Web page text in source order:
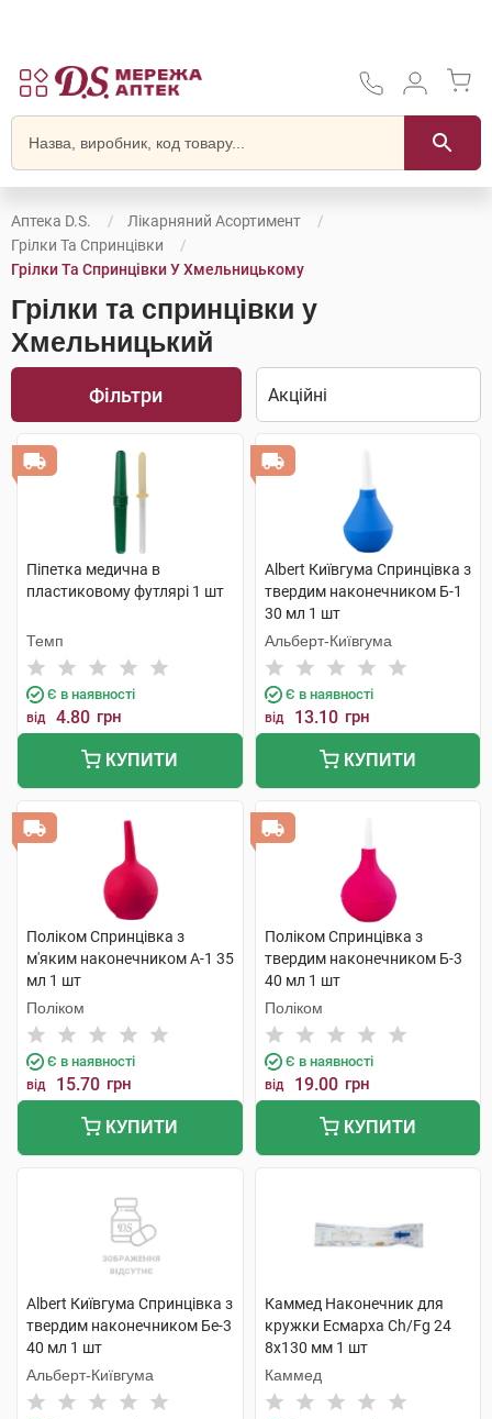
Аптека D.S.
Лікарняний Асортимент
Грілки Та Спринцівки
Грілки Та Спринцівки У Хмельницькому
Грілки та спринцівки у
Хмельницький
Фільтри
Піпетка медична в
пластиковому футлярі 1 шт
Темп
Є в наявності
від 4.80 грн
КУПИТИ
Albert Київгума Спринцівка з
твердим наконечником Б-1
30 мл 1 шт
Альберт-Київгума
Є в наявності
від 13.10 грн
КУПИТИ
Поліком Спринцівка з
м'яким наконечником А-1 35
мл 1 шт
Поліком
Є в наявності
від 15.70 грн
КУПИТИ
Поліком Спринцівка з
твердим наконечником Б-3
40 мл 1 шт
Поліком
Є в наявності
від 19.00 грн
КУПИТИ
Albert Київгума Спринцівка з
твердим наконечником Бе-3
40 мл 1 шт
Альберт-Київгума
Каммед Наконечник для
кружки Есмарха Ch/Fg 24
8x130 мм 1 шт
Каммед